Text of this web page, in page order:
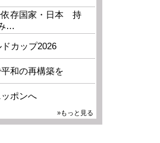
依存国家・日本 持
…
カップ2026
和の再構築を
ポンへ
»もっと見る